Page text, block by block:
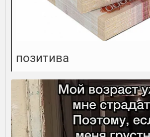
позитива